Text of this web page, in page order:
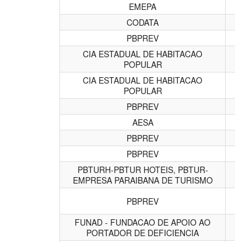
EMEPA
CODATA
PBPREV
CIA ESTADUAL DE HABITACAO
POPULAR
CIA ESTADUAL DE HABITACAO
POPULAR
PBPREV
AESA
PBPREV
PBPREV
PBTURH-PBTUR HOTEIS, PBTUR-
EMPRESA PARAIBANA DE TURISMO
PBPREV
FUNAD - FUNDACAO DE APOIO AO
PORTADOR DE DEFICIENCIA